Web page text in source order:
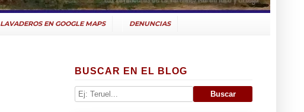
LAVADEROS EN GOOGLE MAPS DENUNCIAS
BUSCAR EN EL BLOG